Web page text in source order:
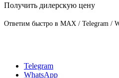
Получить дилерскую цену
Ответим быстро в MAX / Telegram /
Telegram
WhatsApp